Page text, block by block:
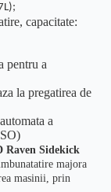
capacitate:
pentru a
la pregatirea de
a
Raven Sidekick
majora
masinii, prin